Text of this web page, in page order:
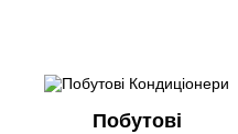
Побутові